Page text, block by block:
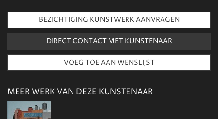
BEZICHTIGING KUNSTWERK AANVRAGEN
DIRECT CONTACT MET KUNSTENAAR
MEER WERK VAN DEZE KUNSTENAAR